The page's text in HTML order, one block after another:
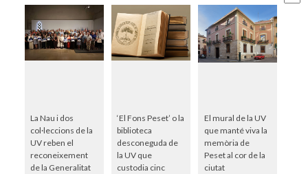
La Nau i dos
col·leccions de la
UV reben el
reconeixement
de la Generalitat
‘El Fons Peset’ o la
biblioteca
desconeguda de
la UV que
custodia cinc
El mural de la UV
que manté viva la
memòria de
Peset al cor de la
ciutat